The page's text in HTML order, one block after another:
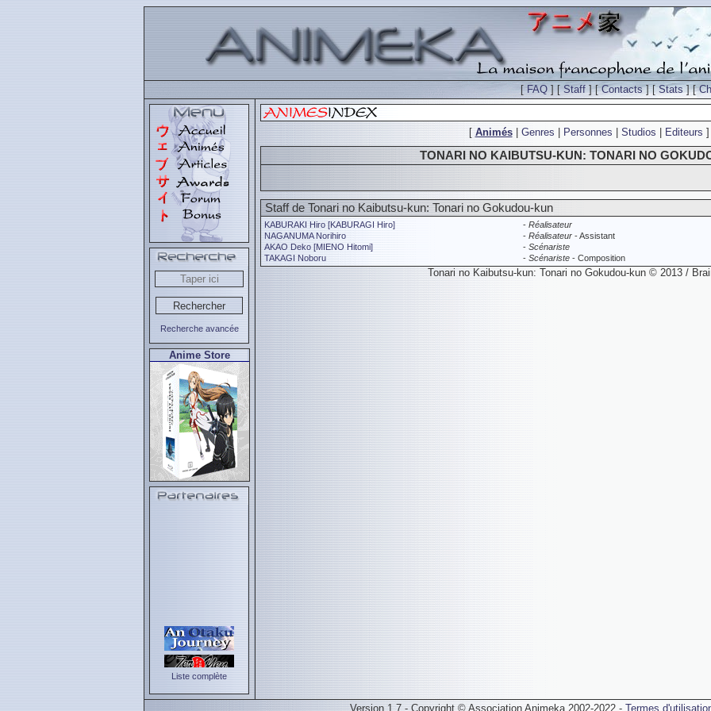
[FAQ ] [Staff ] [Contacts] [Stats] [
Recherche avancée
Anime Store
Liste complète
[ Animés| Genres Personnes Studios Editeurs ]
TONARI NO KAIBUTSU-KUN: TONARI NO
Staff de Tonari no Kaibutsu-kun: Tonari no Gokudou-kun
KABURAKI Hiro [KABURAGI Hiro] - Réalisateur
NAGANUMA Norihiro
- Réalisateur - Assistant
AKAO Deko [MIENO Hitomi]
- Scénariste
TAKAGI Noboru
- Scénariste - Composition
Tonari no Kaibutsu-kun: Tonari no Gokudou-kun © 2013 /
Version 1.7 - Copyright © Association Animeka 2002-2022 - Termes